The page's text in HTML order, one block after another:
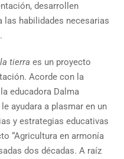
desarrollen
las habilidades necesarias
tierra es un proyecto
Acorde con la
educadora Dalma
ayudara a plasmar en un
y estrategias educativas
“Agricultura en armonía
dos décadas. A raíz